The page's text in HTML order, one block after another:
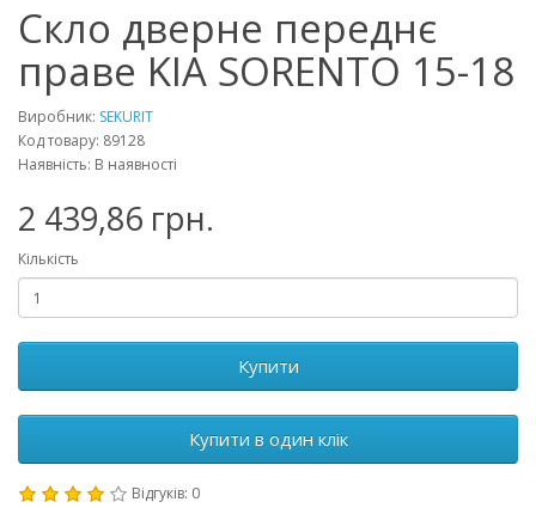
Скло дверне переднє
праве KIA SORENTO 15-18
Виробник: SEKURIT
Код товару: 89128
Наявність: В наявності
2 439,86 грн.
Кількість
Купити
Купити в один клік
Відгуків: 0